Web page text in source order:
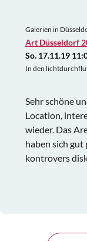
Galerien in
Art Düsseldorf
So. 17.11.19
In den
Sehr schöne
Location,
wieder. Das
haben sich
kontrovers